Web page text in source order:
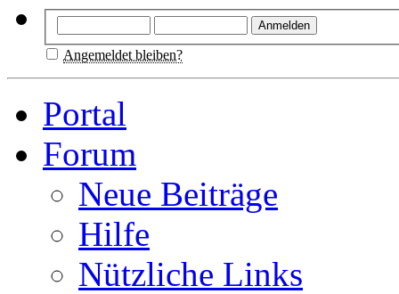
Angemeldet bleiben?
Portal
Forum
Neue Beiträge
Hilfe
Nützliche Links